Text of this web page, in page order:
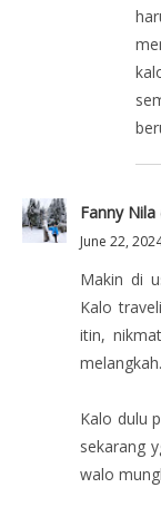
Fanny
June 22,
Makin di
Kalo
itin,
Kalo dulu
sekarang
walo